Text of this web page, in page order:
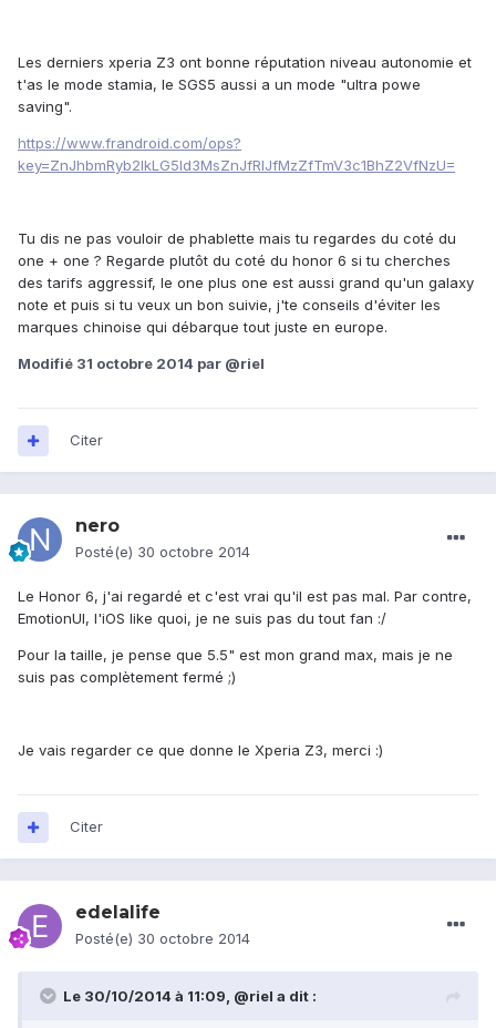
Les derniers xperia Z3 ont bonne réputation niveau autonomie et
t'as le mode stamia, le SGS5 aussi a un mode "ultra powe
saving".
https://www.frandroid.com/ops?
key=ZnJhbmRyb2lkLG5ld3MsZnJfRlJfMzZfTmV3c1BhZ2VfNzU=
Tu dis ne pas vouloir de phablette mais tu regardes du coté du
one + one ? Regarde plutôt du coté du honor 6 si tu cherches
des tarifs aggressif, le one plus one est aussi grand qu'un galaxy
note et puis si tu veux un bon suivie, j'te conseils d'éviter les
marques chinoise qui débarque tout juste en europe.
Modifié 31 octobre 2014 par @riel
Citer
nero
Posté(e) 30 octobre 2014
Le Honor 6, j'ai regardé et c'est vrai qu'il est pas mal. Par contre,
EmotionUI, l'iOS like quoi, je ne suis pas du tout fan :/
Pour la taille, je pense que 5.5" est mon grand max, mais je ne
suis pas complètement fermé ;)
Je vais regarder ce que donne le Xperia Z3, merci :)
Citer
edelalife
Posté(e) 30 octobre 2014
Le 30/10/2014 à 11:09, @riel a dit :